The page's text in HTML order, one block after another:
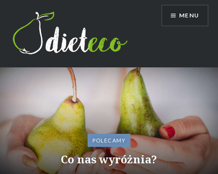
treści
Dietetyk Bydgoszcz Toruń, poradnia
dietetyczna, dietetyk dziecięcy
MENU
Dlaczego warto nam zaufać?
POLECAMY
Co nas wyróżnia?